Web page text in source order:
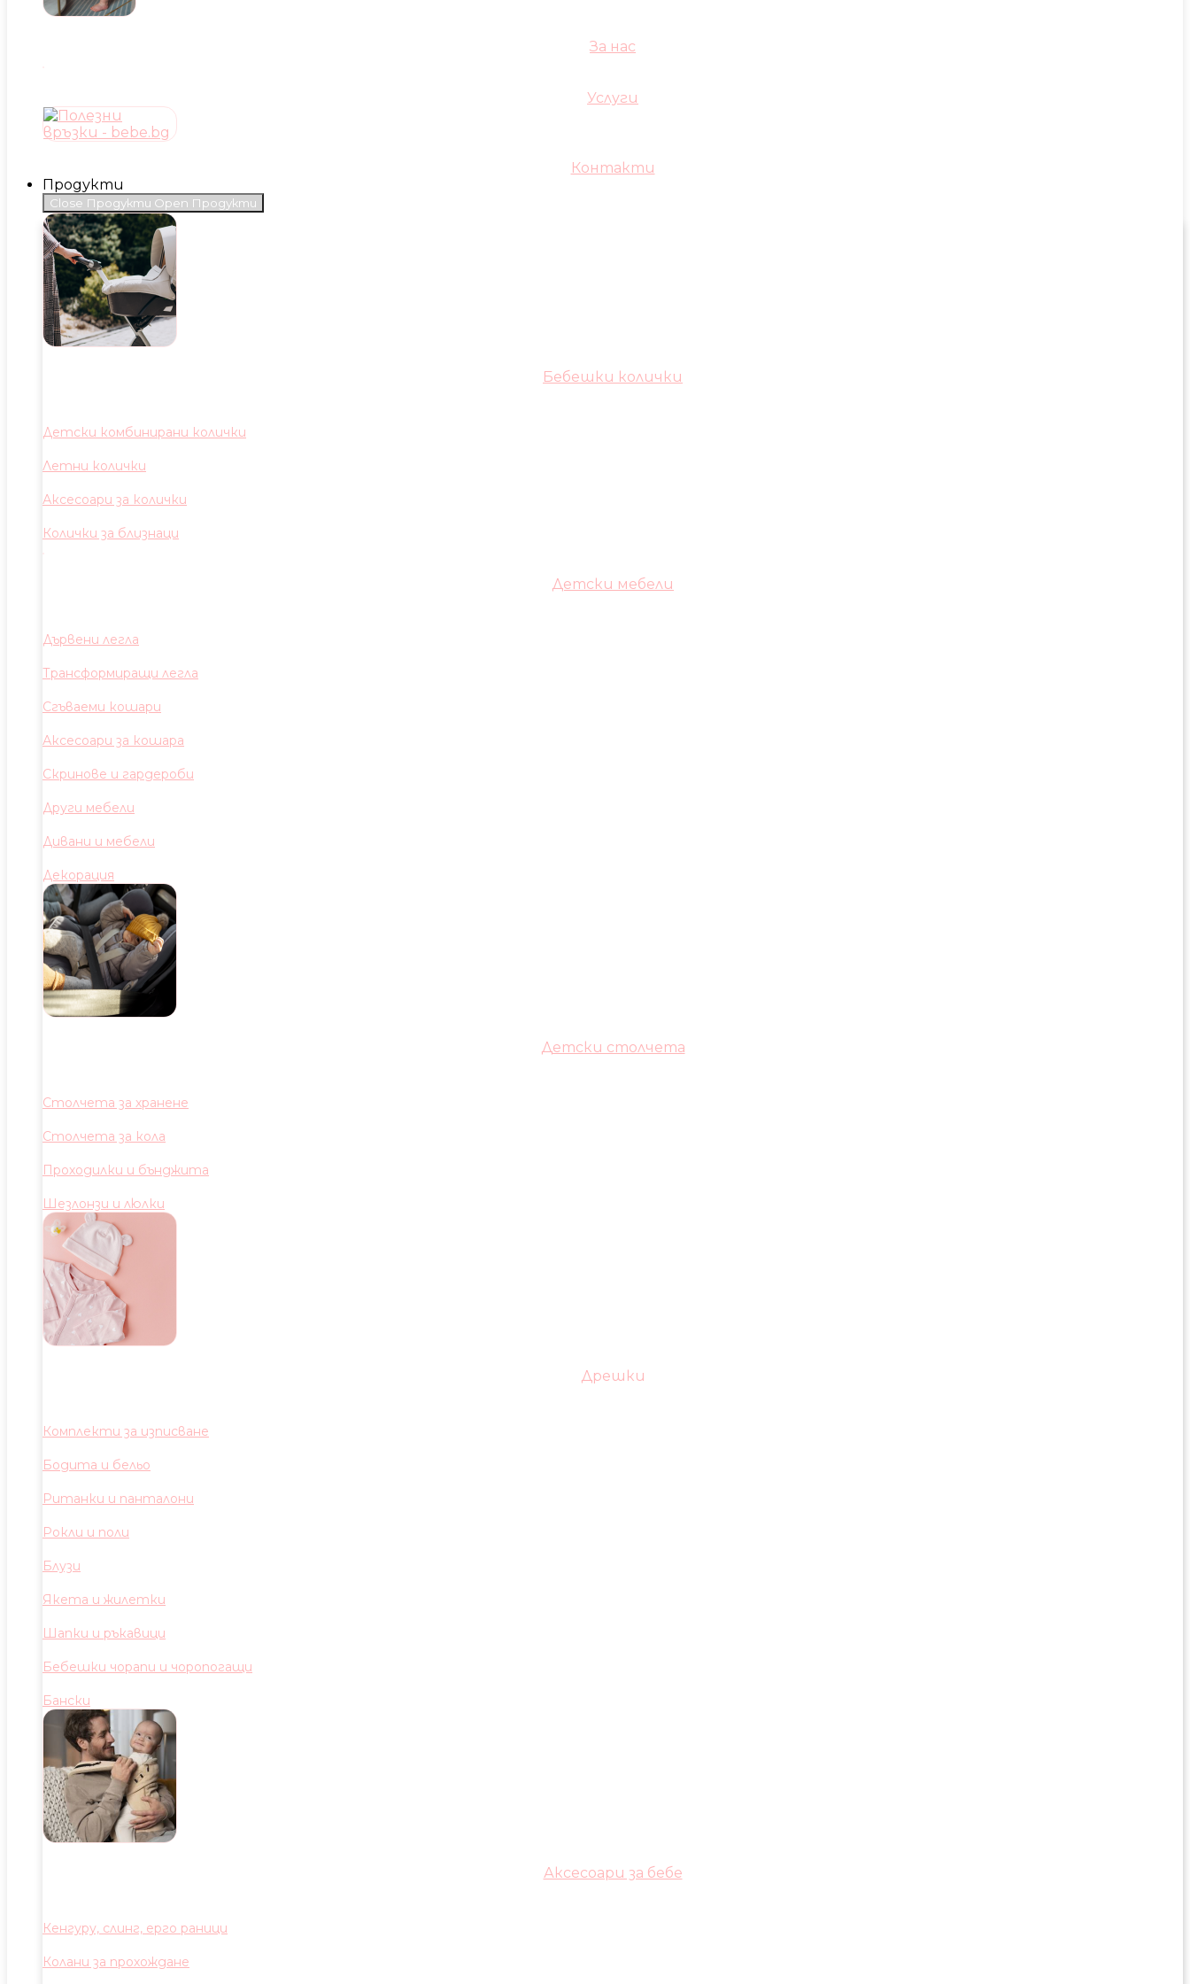
За нас
Услуги
Контакти
Продукти
Close Продукти Open Продукти
Бебешки колички
Детски комбинирани колички
Летни колички
Аксесоари за колички
Колички за близнаци
Детски мебели
Дървени легла
Трансформиращи легла
Сгъваеми кошари
Аксесоари за кошара
Скринове и гардероби
Други мебели
Дивани и мебели
Декорация
Детски столчета
Столчета за хранене
Столчета за кола
Проходилки и бънджита
Шезлонзи и люлки
Дрешки
Комплекти за изписване
Бодита и бельо
Ританки и панталони
Рокли и поли
Блузи
Якета и жилетки
Шапки и ръкавици
Бебешки чорапи и чоропогащи
Бански
Аксесоари за бебе
Кенгуру, слинг, ерго раници
Колани за прохождане